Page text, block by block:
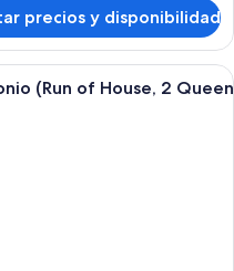
precios y disponibilidad
de hotel con una cama,
(Run of House, 2 Queen